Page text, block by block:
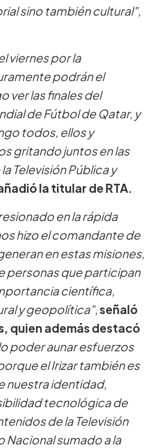
sino también cultural",
viernes por la
podrán el
ver las finales del
de Fútbol de Qatar, y
todos, ellos y
gritando juntos en las
Televisión Pública y
la titular de RTA.
en la rápida
hizo el comandante de
en estas misiones,
personas que participan
científica,
y geopolítica", señaló
quien además destacó
poder aunar esfuerzos
el Irizar también es
nuestra identidad,
tecnológica de
de la Televisión
Nacional sumado a la